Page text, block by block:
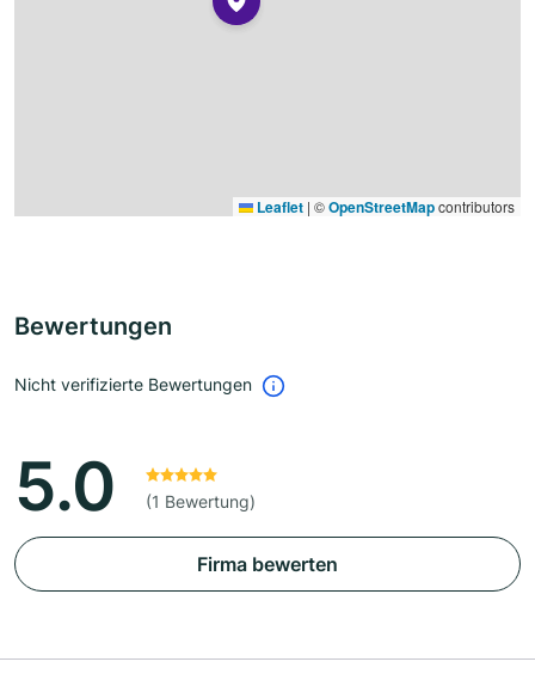
Leaflet | ©OpenStreetMapcontributors
Bewertungen
Nicht verifizierte Bewertungen
5.0 (1 Bewertung)
Firma bewerten